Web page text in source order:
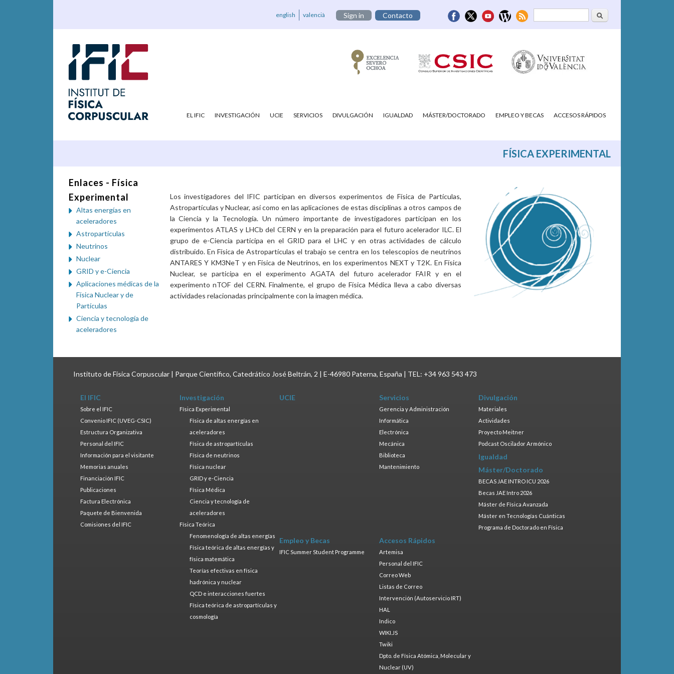
Formulario deBuscar
english valencià Sign in Contacto
EL IFIC INVESTIGACIÓN UCIE SERVICIOS DIVULGACIÓN IGUALDAD MÁSTER/DOCTORADO EMPLEO Y BECAS ACCESOS RÁPIDOS
FÍSICA EXPERIMENTAL
Los investigadores del IFIC participan en diversos experimentos de Física de Partículas,
Astropartículas y Nuclear, así como en las aplicaciones de estas disciplinas a otros campos de
la Ciencia y la Tecnología. Un número importante de investigadores participan en los
experimentos ATLAS y LHCb del CERN y en la preparación para el futuro acelerador ILC. El
grupo de e-Ciencia participa en el GRID para el LHC y en otras actividades de cálculo
distribuido. En Física de Astropartículas el trabajo se centra en los telescopios de neutrinos
ANTARES Y KM3NeT y en Física de Neutrinos, en los experimentos NEXT y T2K. En Física
Nuclear, se participa en el experimento AGATA del futuro acelerador FAIR y en el
experimento nTOF del CERN. Finalmente, el grupo de Física Médica lleva a cabo diversas
actividades relacionadas principalmente con la imagen médica.
Enlaces - Física
Experimental
Altas energías en
aceleradores
Astropartículas
Neutrinos
Nuclear
GRID y e-Ciencia
Aplicaciones médicas de la
Física Nuclear y de
Partículas
Ciencia y tecnología de
aceleradores
Instituto de Física Corpuscular | Parque Científico, Catedrático José Beltrán, 2 | E-46980 Paterna, España | TEL: +34 963 543 473
El IFIC
Sobre el IFIC
Convenio IFIC (UVEG-CSIC)
Estructura Organizativa
Personal del IFIC
Información para el visitante
Memorias anuales
Financiación IFIC
Publicaciones
Factura Electrónica
Paquete de Bienvenida
Comisiones del IFIC
Investigación
Física Experimental
Física de altas energías en
aceleradores
Física de astropartículas
Física de neutrinos
Física nuclear
GRID y e-Ciencia
Física Médica
Ciencia y tecnología de
aceleradores
Física Teórica
Fenomenología de altas energías
Física teórica de altas energías y
física matemática
Teorías efectivas en física
hadrónica y nuclear
QCD e interacciones fuertes
Física teórica de astropartículas y
cosmología
UCIE Servicios
Gerencia y Administración
Informática
Electrónica
Mecánica
Biblioteca
Mantenimiento
Divulgación
Materiales
Actividades
Proyecto Meitner
Podcast Oscilador Armónico
Igualdad
Máster/Doctorado
BECAS JAE INTRO ICU 2026
Becas JAE Intro 2026
Máster de Física Avanzada
Máster en Tecnologías Cuánticas
Programa de Doctorado en Física
Empleo y Becas
IFIC Summer Student Programme
Accesos Rápidos
Artemisa
Personal del IFIC
Correo Web
Listas de Correo
Intervención (Autoservicio IRT)
HAL
Indico
WIKI.JS
Twiki
Dpto. de Física Atómica, Molecular y
Nuclear (UV)